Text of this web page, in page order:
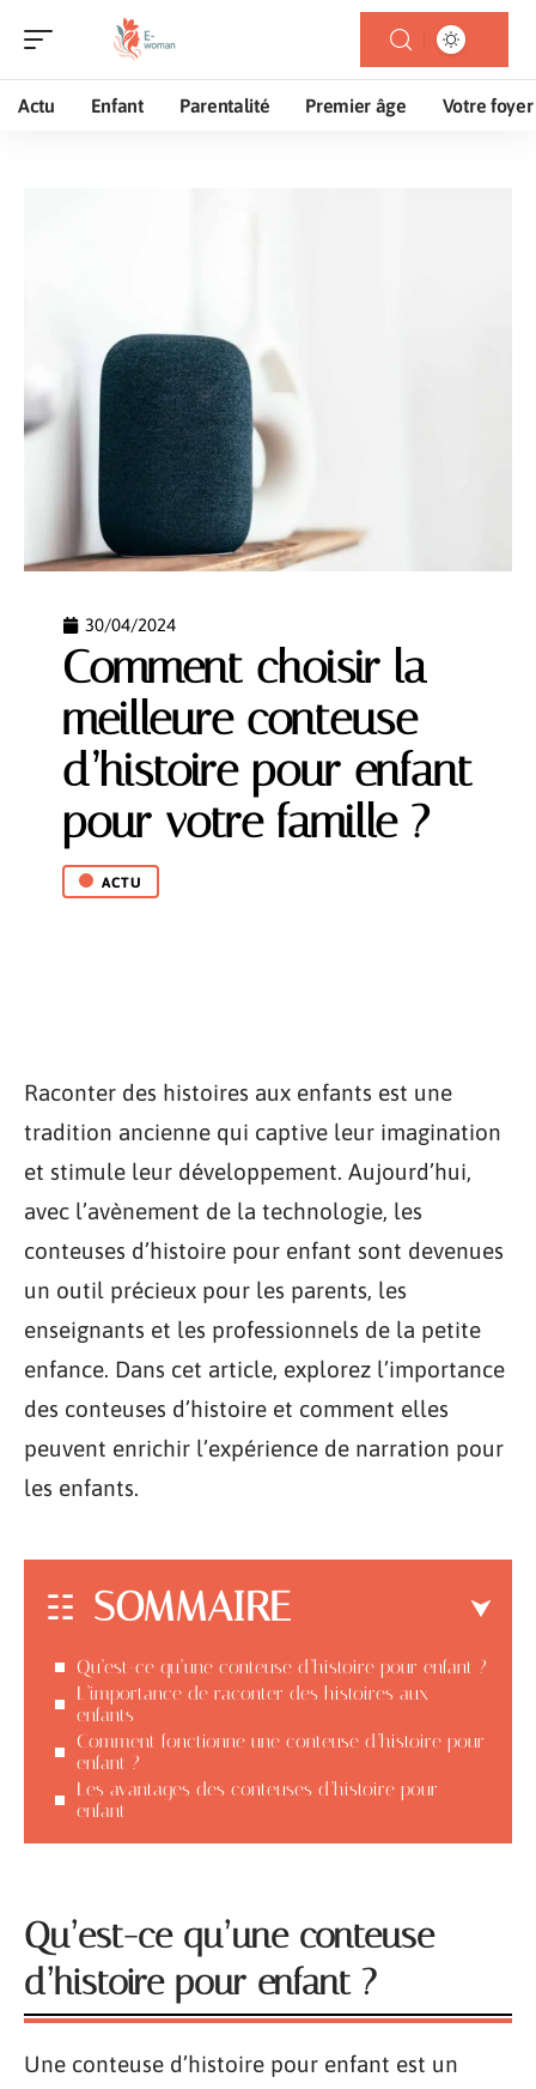
Actu Enfant Parentalité Premier âge Votre foyer
30/04/2024
Comment choisir la
meilleure conteuse
d’histoire pour enfant
pour votre famille ?
ACTU
Raconter des histoires aux enfants est une
tradition ancienne qui captive leur imagination
et stimule leur développement. Aujourd’hui,
avec l’avènement de la technologie, les
conteuses d’histoire pour enfant sont devenues
un outil précieux pour les parents, les
enseignants et les professionnels de la petite
enfance. Dans cet article, explorez l’importance
des conteuses d’histoire et comment elles
peuvent enrichir l’expérience de narration pour
les enfants.
SOMMAIRE
Qu’est-ce qu’une conteuse d’histoire pour enfant ?
L’importance de raconter des histoires aux
enfants
Comment fonctionne une conteuse d’histoire pour
enfant ?
Les avantages des conteuses d’histoire pour
enfant
Qu’est-ce qu’une conteuse
d’histoire pour enfant ?
Une conteuse d’histoire pour enfant est un